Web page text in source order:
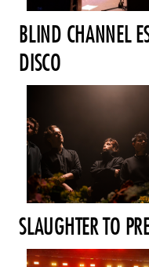
BLIND CHANNEL
DISCO
SLAUGHTER TO